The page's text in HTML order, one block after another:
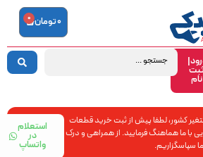
ثبت
نام
0تومان 0
کشور، لطفا پیش از ثبت خرید قطعات
با ما هماهنگ فرمایید. از همراهی و درک
سپاسگزاریم.
استعلام
در
واتساپ